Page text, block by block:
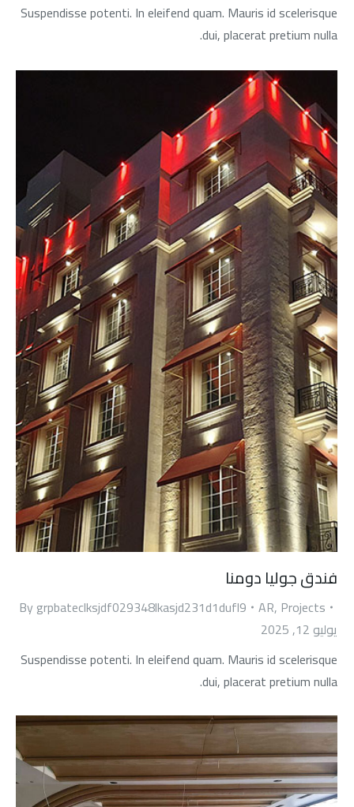
Suspendisse potenti. In eleifend quam. Mauris id scelerisque
dui, placerat pretium nulla.
فندق جوليا دومنا
AR, Projects
Bygrpbateclksjdf029348lkasjd231d1dufl9
يوليو 12, 2025
Suspendisse potenti. In eleifend quam. Mauris id scelerisque
dui, placerat pretium nulla.